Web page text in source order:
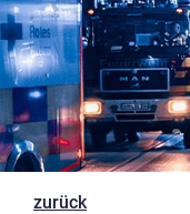
zurück